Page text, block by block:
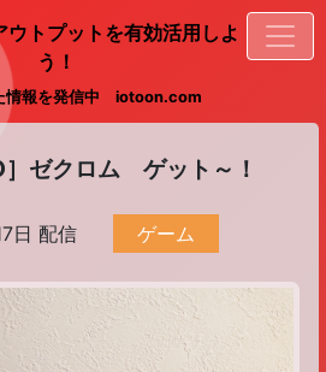
ウトプットを有効活用しよ
う！
情報を発信中 iotoon.com
］ゼクロム ゲット～！
日 配信 ゲーム